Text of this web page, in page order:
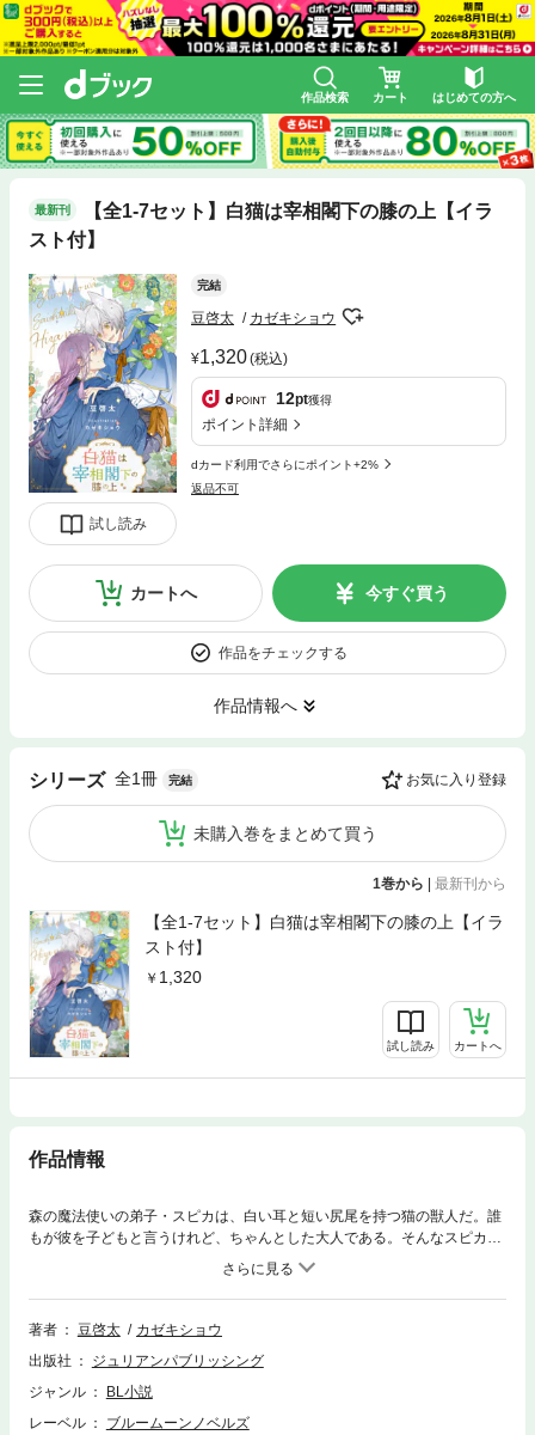
作品検索 カート はじめての方へ
最新刊
【全1-7セット】白猫は宰相閣下の膝の上【イラ
スト付】
試し読み
完結
豆啓太 カゼキショウ
1,320(税込)
12pt獲得
ポイント詳細
dカード利用でさらにポイント+2%
返品不可
カートへ 今すぐ買う
作品をチェックする
作品情報へ
シリーズ 全1冊 完結 お気に入り登録
未購入巻をまとめて買う
1巻から | 最新刊から
【全1-7セット】白猫は宰相閣下の膝の上【イラ
スト付】
1,320
試し読み カートへ
作品情報
森の魔法使いの弟子・スピカは、白い耳と短い尻尾を持つ猫の獣人だ。誰
もが彼を子どもと言うけれど、ちゃんとした大人である。そんなスピカは
ある日、優秀だが王さまと不仲だと噂の若き宰相・シルヴィの秘書官とし
て働くことになった。働き詰めで苦労性な宰相閣下を幸せにするため、今
日もスピカは奮闘中！――だけれど、実はスピカには誰にも言ってはいけ
ない、お師匠さまからの任務があって……。「スピカは人間になって宰相
人に振り回される、ファンタジックなほのぼのラブストーリー！※こちら
は単話1～7話のセット版です。重複購入にご注意ください。
著者 豆啓太
カゼキショウ
出版社
ジュリアンパブリッシング
ジャンル
BL小説
レーベル
ブルームーンノベルズ